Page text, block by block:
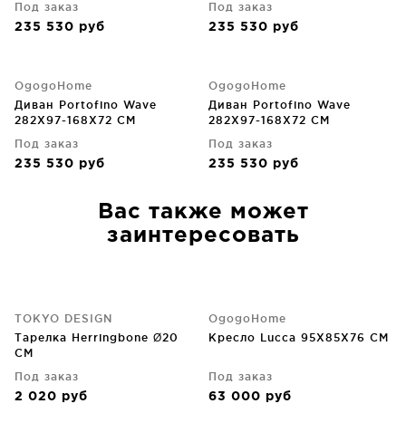
Под заказ
235 530 руб
Под заказ
235 530 руб
OgogoHome
Диван Portofino Wave
282X97-168X72 CM
Под заказ
235 530 руб
OgogoHome
Диван Portofino Wave
282X97-168X72 CM
Под заказ
235 530 руб
Вас также может
заинтересовать
TOKYO DESIGN
Тарелка Herringbone Ø20
CM
Под заказ
2 020 руб
OgogoHome
Кресло Lucca 95X85X76 CM
Под заказ
63 000 руб